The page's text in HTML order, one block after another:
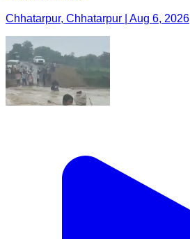
Chhatarpur, Chhatarpur | Aug 6, 2026